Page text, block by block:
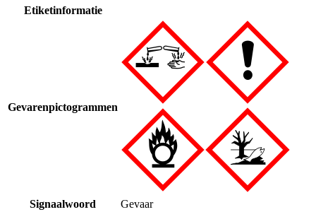
Etiketinformatie
Gevarenpictogrammen
Signaalwoord Gevaar